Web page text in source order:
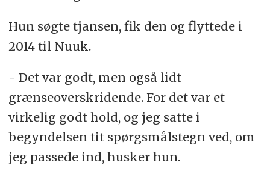
Hun søgte tjansen, fik den og flyttede i
2014 til Nuuk.
- Det var godt, men også lidt
grænseoverskridende. For det var et
virkelig godt hold, og jeg satte i
begyndelsen tit spørgsmålstegn ved, om
jeg passede ind, husker hun.